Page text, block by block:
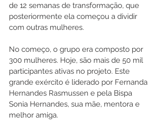
de 12 semanas de transformação, que
posteriormente ela começou a dividir
com outras mulheres.
No começo, o grupo era composto por
300 mulheres. Hoje, são mais de 50 mil
participantes ativas no projeto. Este
grande exército é liderado por Fernanda
Hernandes Rasmussen e pela Bispa
Sonia Hernandes, sua mãe, mentora e
melhor amiga.